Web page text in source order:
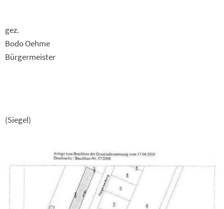
gez.
Bodo Oehme
Bürgermeister
(Siegel)